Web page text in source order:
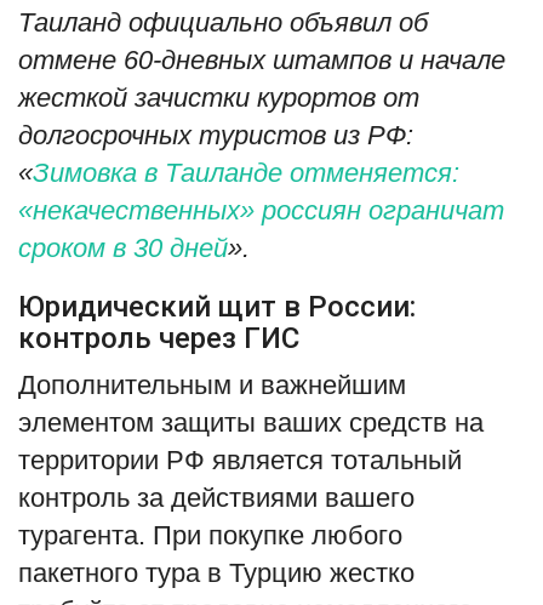
Таиланд официально объявил об
отмене 60-дневных штампов и начале
жесткой зачистки курортов от
долгосрочных туристов из РФ:
«Зимовка в Таиланде отменяется:
«некачественных» россиян ограничат
сроком в 30 дней».
Юридический щит в России:
контроль через ГИС
Дополнительным и важнейшим
элементом защиты ваших средств на
территории РФ является тотальный
контроль за действиями вашего
турагента. При покупке любого
пакетного тура в Турцию жестко